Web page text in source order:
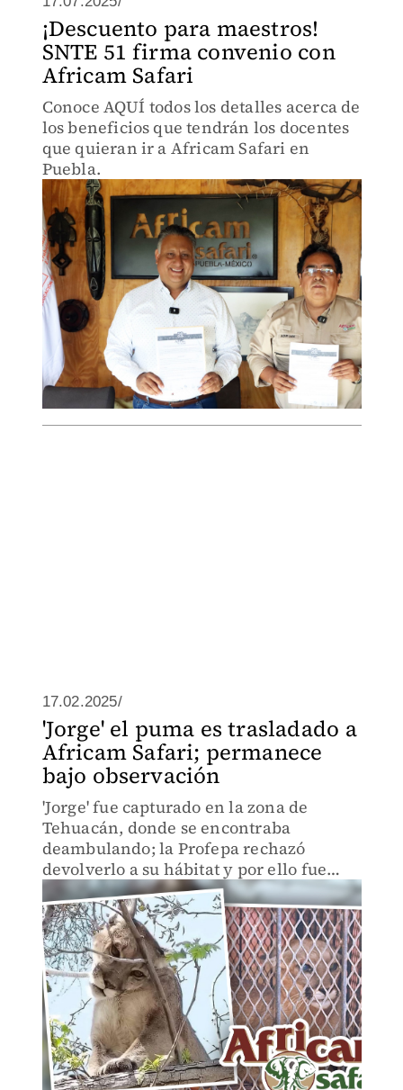
¡Descuento para maestros!
SNTE 51 firma convenio con
Africam Safari
Conoce AQUÍ todos los detalles acerca de
los beneficios que tendrán los docentes
que quieran ir a Africam Safari en
Puebla.
17.02.2025/
'Jorge' el puma es trasladado a
Africam Safari; permanece
bajo observación
'Jorge' fue capturado en la zona de
Tehuacán, donde se encontraba
deambulando; la Profepa rechazó
devolverlo a su hábitat y por ello fue
enviado a Africam Safari.